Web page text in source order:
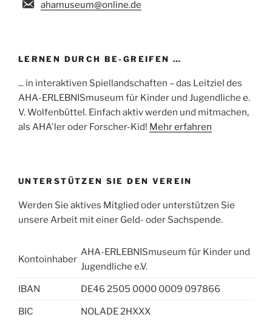
ahamuseum@online.de
LERNEN DURCH BE-GREIFEN …
... in interaktiven Spiellandschaften – das Leitziel des
AHA-ERLEBNISmuseum für Kinder und Jugendliche e.
V. Wolfenbüttel. Einfach aktiv werden und mitmachen,
als AHA'ler oder Forscher-Kid! Mehr erfahren
UNTERSTÜTZEN SIE DEN VEREIN
Werden Sie aktives Mitglied oder unterstützen Sie
unsere Arbeit mit einer Geld- oder Sachspende.
Kontoinhaber
AHA-ERLEBNISmuseum für Kinder und
Jugendliche e.V.
IBAN DE46 2505 0000 0009 097866
BIC NOLADE 2HXXX